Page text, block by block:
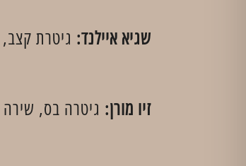
שגיא איילנד: גיטרת
זיו מורן: גיטרה בס, שירה